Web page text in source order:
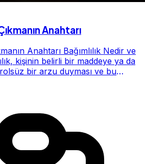
Anahtarı
Anahtarı Bağımlılık Nedir ve
kişinin belirli bir maddeye ya da
bir arzu duyması ve bu